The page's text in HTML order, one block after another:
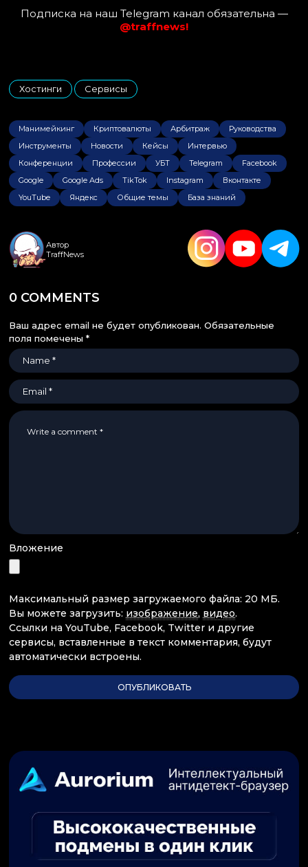
Подписка на наш Telegram канал обязательна —
@traffnews!
Хостинги
,
Сервисы
Манимейкинг Криптовалюты Арбитраж
Руководства
Инструменты
Новости Кейсы
Интервью
Конференции
Профессии УБТ Telegram
Facebook
Google
Google Ads TikTok Instagram
Вконтакте
YouTube
Яндекс Общие темы База знаний
Автор
TraffNews
0 COMMENTS
Ваш адрес email не будет опубликован. Обязательные
поля помечены *
Вложение
Максимальный размер загружаемого файла: 20 МБ.
Вы можете загрузить: изображение, видео.
Ссылки на YouTube, Facebook, Twitter и другие
сервисы, вставленные в текст комментария, будут
автоматически встроены.